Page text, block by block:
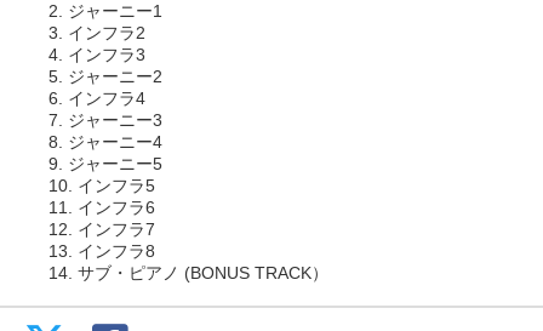
2. ジャーニー1
3. インフラ2
4. インフラ3
5. ジャーニー2
6. インフラ4
7. ジャーニー3
8. ジャーニー4
9. ジャーニー5
10. インフラ5
11. インフラ6
12. インフラ7
13. インフラ8
14. サブ・ピアノ (BONUS TRACK）